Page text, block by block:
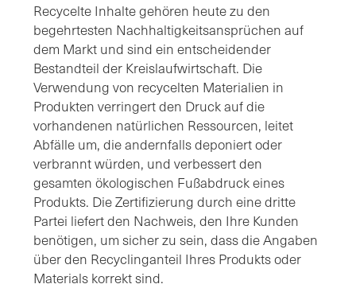
Recycelte Inhalte gehören heute zu den
begehrtesten Nachhaltigkeitsansprüchen auf
dem Markt und sind ein entscheidender
Bestandteil der Kreislaufwirtschaft. Die
Verwendung von recycelten Materialien in
Produkten verringert den Druck auf die
vorhandenen natürlichen Ressourcen, leitet
Abfälle um, die andernfalls deponiert oder
verbrannt würden, und verbessert den
gesamten ökologischen Fußabdruck eines
Produkts. Die Zertifizierung durch eine dritte
Partei liefert den Nachweis, den Ihre Kunden
benötigen, um sicher zu sein, dass die Angaben
über den Recyclinganteil Ihres Produkts oder
Materials korrekt sind.